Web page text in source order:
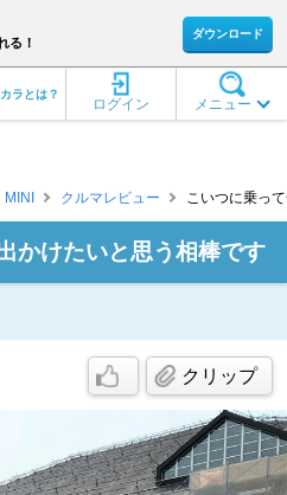
る！
ダウンロード
メニュー
ログイン
ラとは？
MINI クルマレビュー こいつに乗っ
かけたいと思う相棒です
クリップ